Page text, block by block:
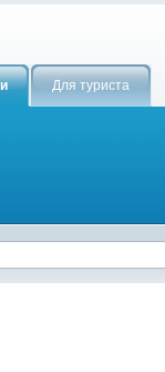
Для туриста